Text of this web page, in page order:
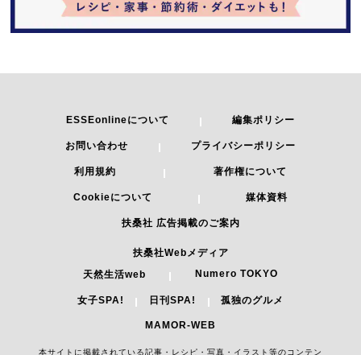
ESSEonlineについて 編集ポリシー
お問い合わせ プライバシーポリシー
利用規約 著作権について
Cookieについて 媒体資料
扶桑社 広告掲載のご案内
扶桑社Webメディア
天然生活web
Numero TOKYO
女子SPA! 日刊SPA! 孤独のグルメ
MAMOR-WEB
本サイトに掲載されている記事・レシピ・写真・イラスト等のコンテン